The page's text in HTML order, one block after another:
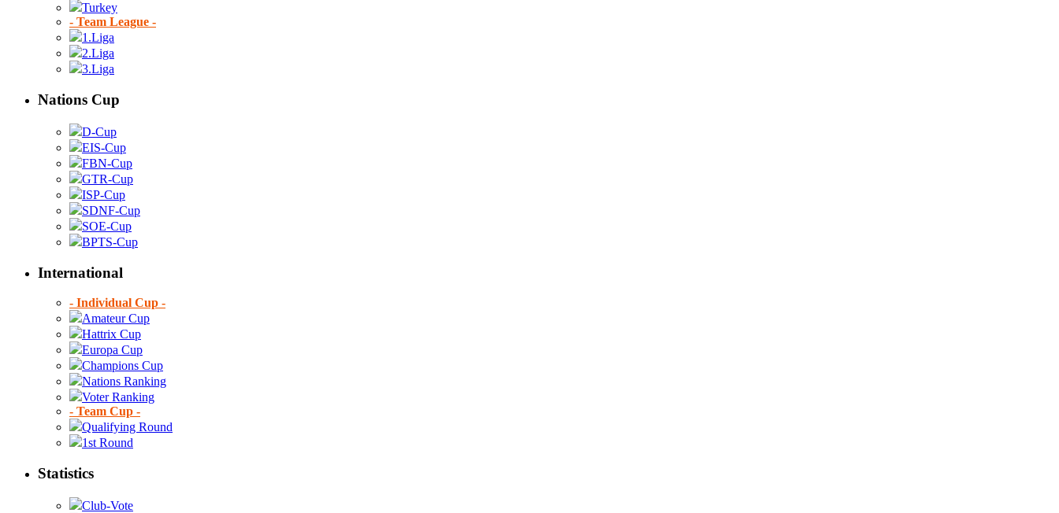
Turkey
- Team League -
1.Liga
2.Liga
3.Liga
Nations Cup
D-Cup
EIS-Cup
FBN-Cup
GTR-Cup
ISP-Cup
SDNF-Cup
SOE-Cup
BPTS-Cup
International
- Individual Cup -
Amateur Cup
Hattrix Cup
Europa Cup
Champions Cup
Nations Ranking
Voter Ranking
- Team Cup -
Qualifying Round
1st Round
Statistics
Club-Vote